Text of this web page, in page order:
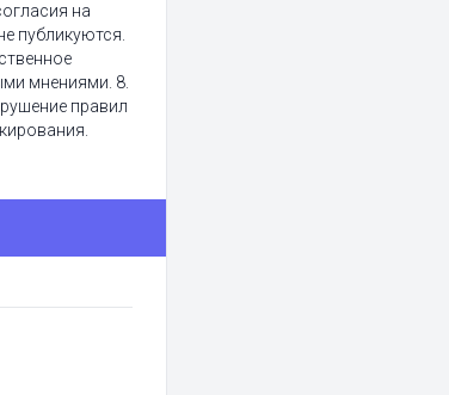
на
публикуются.
мнениями. 8.
правил